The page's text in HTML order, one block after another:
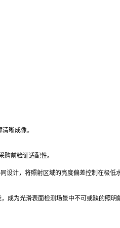
晰成像。
前验证适配性。
设计，将照射区域的亮度偏差控制在极低
成为光滑表面检测场景中不可或缺的照明